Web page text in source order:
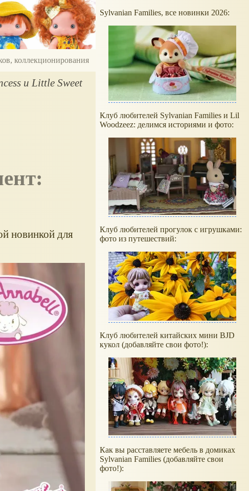
коллекционирования
и Little Sweet
новинкой для
Sylvanian Families, все новинки 2026:
Клуб любителей Sylvanian Families и Lil
Woodzeez: делимся историями и фото:
Клуб любителей прогулок с игрушками:
фото из путешествий:
Клуб любителей китайских мини BJD
кукол (добавляйте свои фото!):
Как вы расставляете мебель в домиках
Sylvanian Families (добавляйте свои
фото!):